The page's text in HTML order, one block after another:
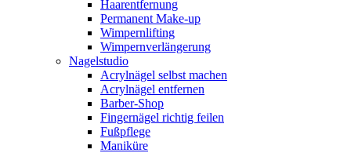
Haarentfernung
Permanent Make-up
Wimpernlifting
Wimpernverlängerung
Nagelstudio
Acrylnägel selbst machen
Acrylnägel entfernen
Barber-Shop
Fingernägel richtig feilen
Fußpflege
Maniküre